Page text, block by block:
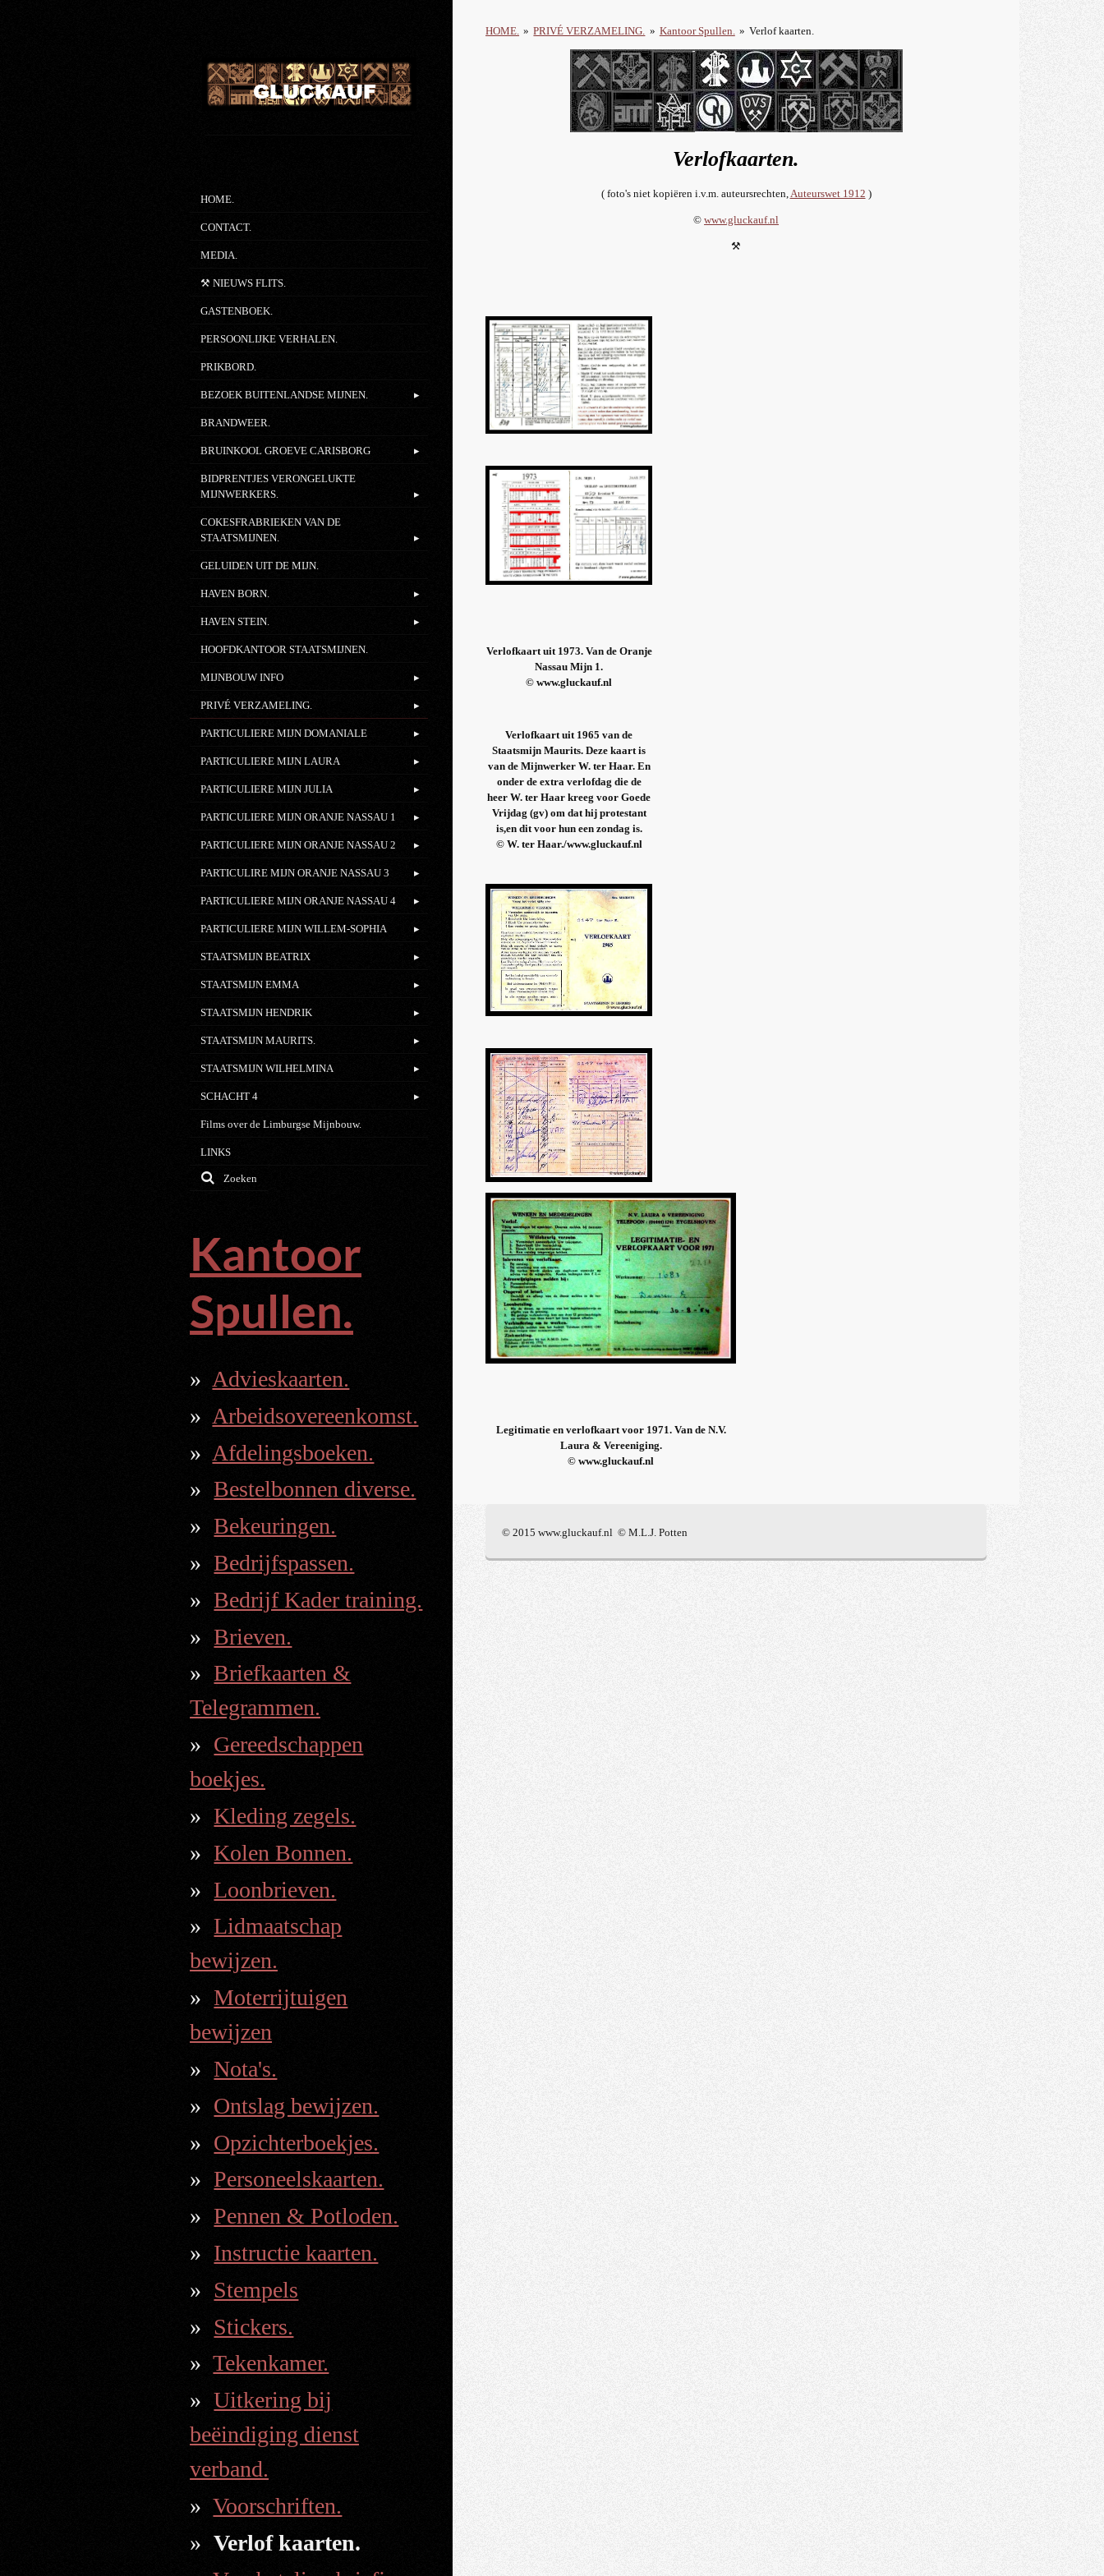
HOME. » PRIVÉ VERZAMELING. » Kantoor Spullen. » Verlof kaarten.
Verlofkaarten.
( foto's niet kopiëren i.v.m. auteursrechten, Auteurswet 1912 )
©www.gluckauf.nl
⚒
Verlofkaart uit 1973. Van de Oranje
Nassau Mijn 1.
© www.gluckauf.nl
Verlofkaart uit 1965 van de
Staatsmijn Maurits. Deze kaart is
van de Mijnwerker W. ter Haar. En
onder de extra verlofdag die de
heer W. ter Haar kreeg voor Goede
Vrijdag (gv) om dat hij protestant
is,en dit voor hun een zondag is.
© W. ter Haar./www.gluckauf.nl
Legitimatie en verlofkaart voor 1971. Van de N.V.
Laura & Vereeniging.
© www.gluckauf.nl
© 2015 www.gluckauf.nl © M.L.J. Potten
HOME.
CONTACT.
MEDIA.
⚒ NIEUWS FLITS.
GASTENBOEK.
PERSOONLIJKE VERHALEN.
PRIKBORD.
BEZOEK BUITENLANDSE MIJNEN.
BRANDWEER.
BRUINKOOL GROEVE CARISBORG
BIDPRENTJES VERONGELUKTE
MIJNWERKERS.
COKESFRABRIEKEN VAN DE
STAATSMIJNEN.
GELUIDEN UIT DE MIJN.
HAVEN BORN.
HAVEN STEIN.
HOOFDKANTOOR STAATSMIJNEN.
MIJNBOUW INFO
PRIVÉ VERZAMELING.
PARTICULIERE MIJN DOMANIALE
PARTICULIERE MIJN LAURA
PARTICULIERE MIJN JULIA
PARTICULIERE MIJN ORANJE NASSAU 1
PARTICULIERE MIJN ORANJE NASSAU 2
PARTICULIRE MIJN ORANJE NASSAU 3
PARTICULIERE MIJN ORANJE NASSAU 4
PARTICULIERE MIJN WILLEM-SOPHIA
STAATSMIJN BEATRIX
STAATSMIJN EMMA
STAATSMIJN HENDRIK
STAATSMIJN MAURITS.
STAATSMIJN WILHELMINA
SCHACHT 4
Films over de Limburgse Mijnbouw.
LINKS
Zoeken
Kantoor
Spullen.
Advieskaarten.
Arbeidsovereenkomst.
Afdelingsboeken.
Bestelbonnen diverse.
Bekeuringen.
Bedrijfspassen.
Bedrijf Kader training.
Brieven.
Briefkaarten &
Telegrammen.
Gereedschappen
boekjes.
Kleding zegels.
Kolen Bonnen.
Loonbrieven.
Lidmaatschap
bewijzen.
Moterrijtuigen
bewijzen
Nota's.
Ontslag bewijzen.
Opzichterboekjes.
Personeelskaarten.
Pennen & Potloden.
Instructie kaarten.
Stempels
Stickers.
Tekenkamer.
Uitkering bij
beëindiging dienst
verband.
Voorschriften.
Verlof kaarten.